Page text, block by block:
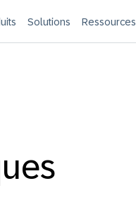
Solutions Ressources